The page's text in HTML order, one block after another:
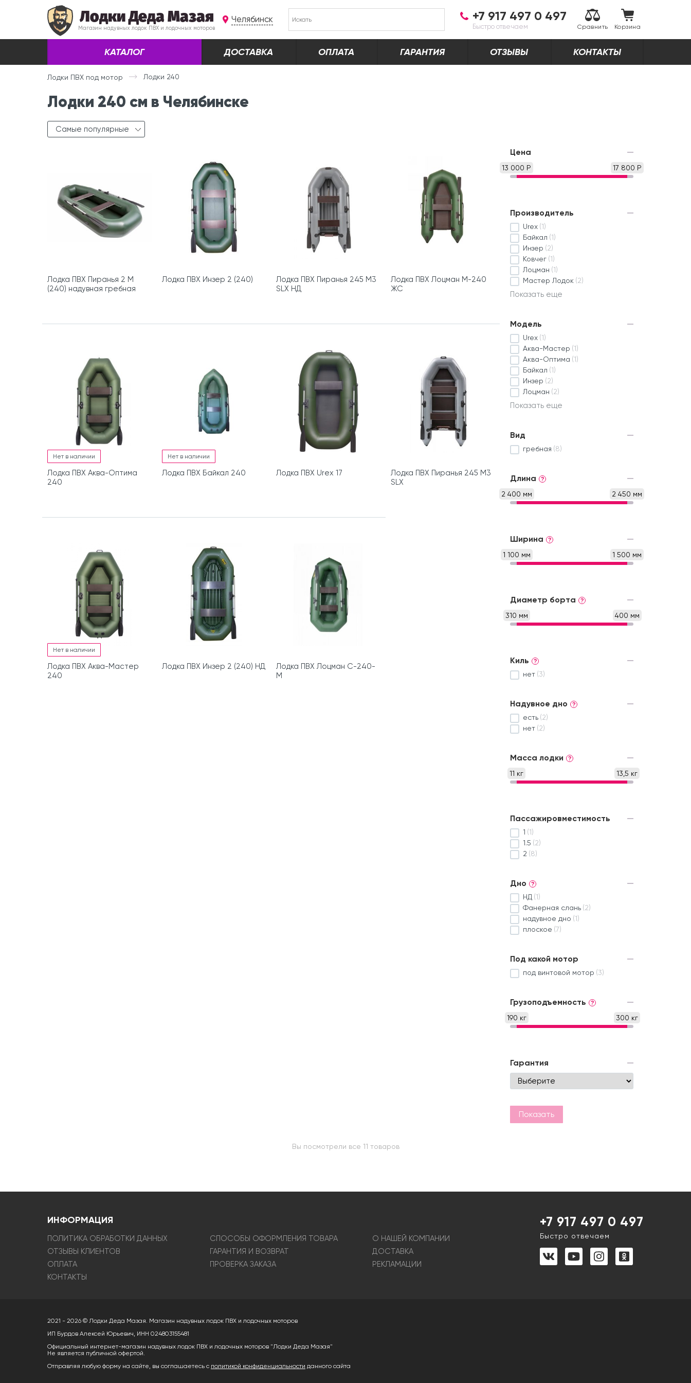
Лодки Деда Мазая
Магазин надувных лодок ПВХ и лодочных моторов
Челябинск +7 917 497 0 497
Быстро отвечаем Сравнить Корзина
КАТАЛОГ ДОСТАВКА ОПЛАТА ГАРАНТИЯ ОТЗЫВЫ КОНТАКТЫ
Лодки ПВХ под мотор Лодки 240
Лодки 240 см в Челябинске
Самые популярные
Лодка ПВХ Пиранья 2 М
(240) надувная гребная
Лодка ПВХ Инзер 2 (240)
Лодка ПВХ Пиранья 245 М3
SLХ НД
Лодка ПВХ Лоцман М-240
ЖС
Нет в наличии
Лодка ПВХ Аква-Оптима
240
Нет в наличии
Лодка ПВХ Байкал 240 Лодка ПВХ Urex 17
Лодка ПВХ Пиранья 245 М3
SLХ
Нет в наличии
Лодка ПВХ Аква-Мастер
240
Лодка ПВХ Инзер 2 (240) НД
Лодка ПВХ Лоцман С-240-
М
Цена
13 000 Р 17 800 Р
Производитель
Urex (1)
Байкал (1)
Инзер (2)
Ковчег (1)
Лоцман (1)
Мастер Лодок (2)
Показать еще
Модель
Urex (1)
Аква-Мастер (1)
Аква-Оптима (1)
Байкал (1)
Инзер (2)
Лоцман (2)
Показать еще
Вид
гребная (8)
Длина ?
2 400 мм 2 450 мм
Ширина ?
1 100 мм 1 500 мм
Диаметр борта ?
310 мм 400 мм
Киль ?
нет (3)
Надувное дно ?
есть (2)
нет (2)
Масса лодки ?
11 кг 13,5 кг
Пассажировместимость
1 (1)
1.5 (2)
2 (8)
Дно ?
НД (1)
Фанерная слань (2)
надувное дно (1)
плоское (7)
Под какой мотор
под винтовой мотор (3)
Грузоподъемность ?
190 кг 300 кг
Гарантия
Показать
Вы посмотрели все 11 товаров
ИНФОРМАЦИЯ
ПОЛИТИКА ОБРАБОТКИ ДАННЫХ СПОСОБЫ ОФОРМЛЕНИЯ ТОВАРА
О НАШЕЙ КОМПАНИИ
ОТЗЫВЫ КЛИЕНТОВ
ГАРАНТИЯ И ВОЗВРАТ
ДОСТАВКА
ОПЛАТА
ПРОВЕРКА ЗАКАЗА
РЕКЛАМАЦИИ
КОНТАКТЫ
+7 917 497 0 497
Быстро отвечаем
2021 - 2026 © Лодки Деда Мазая. Магазин надувных лодок ПВХ и лодочных моторов
ИП Бурдов Алексей Юрьевич, ИНН 024803155481
Официальный интернет-магазин надувных лодок ПВХ и лодочных моторов "Лодки Деда Мазая"
Не является публичной офертой.
Отправляя любую форму на сайте, вы соглашаетесь с политикой конфиденциальности данного сайта